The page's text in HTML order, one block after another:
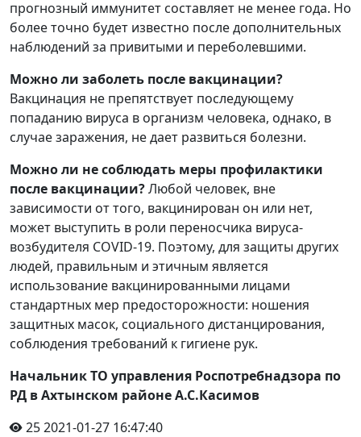
прогнозный иммунитет составляет не менее года. Но
более точно будет известно после дополнительных
наблюдений за привитыми и переболевшими.
Можно ли заболеть после вакцинации?
Вакцинация не препятствует последующему
попаданию вируса в организм человека, однако, в
случае заражения, не дает развиться болезни.
Можно ли не соблюдать меры профилактики
после вакцинации?Любой человек, вне
зависимости от того, вакцинирован он или нет,
может выступить в роли переносчика вируса-
возбудителя COVID-19. Поэтому, для защиты других
людей, правильным и этичным является
использование вакцинированными лицами
стандартных мер предосторожности: ношения
защитных масок, социального дистанцирования,
соблюдения требований к гигиене рук.
Начальник ТО управления Роспотребнадзора по
РД в Ахтынском районе А.С.Касимов
252021-01-27 16:47:40